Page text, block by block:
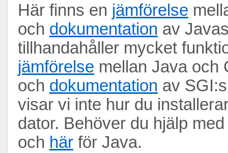
Här finns en jämförelse
och dokumentation av
tillhandahåller mycket
jämförelse mellan Java och
och dokumentation av
visar vi inte hur du
dator. Behöver du hjälp
och här för Java.